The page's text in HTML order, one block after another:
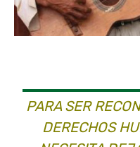
PARA SER
DERECHOS